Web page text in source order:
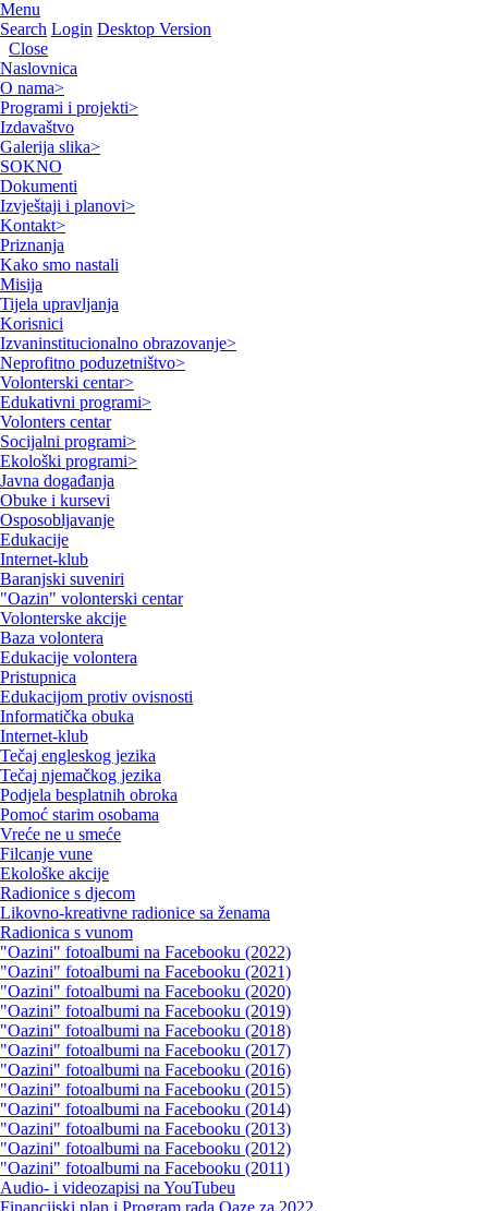
Menu
Search Login Desktop Version
Close
Naslovnica
O nama>
Programi i projekti>
Izdavaštvo
Galerija slika>
SOKNO
Dokumenti
Izvještaji i planovi>
Kontakt>
Priznanja
Kako smo nastali
Misija
Tijela upravljanja
Korisnici
Izvaninstitucionalno obrazovanje>
Neprofitno poduzetništvo>
Volonterski centar>
Edukativni programi>
Volonters centar
Socijalni programi>
Ekološki programi>
Javna događanja
Obuke i kursevi
Osposobljavanje
Edukacije
Internet-klub
Baranjski suveniri
"Oazin" volonterski centar
Volonterske akcije
Baza volontera
Edukacije volontera
Pristupnica
Edukacijom protiv ovisnosti
Informatička obuka
Internet-klub
Tečaj engleskog jezika
Tečaj njemačkog jezika
Podjela besplatnih obroka
Pomoć starim osobama
Vreće ne u smeće
Filcanje vune
Ekološke akcije
Radionice s djecom
Likovno-kreativne radionice sa ženama
Radionica s vunom
"Oazini" fotoalbumi na Facebooku (2022)
"Oazini" fotoalbumi na Facebooku (2021)
"Oazini" fotoalbumi na Facebooku (2020)
"Oazini" fotoalbumi na Facebooku (2019)
"Oazini" fotoalbumi na Facebooku (2018)
"Oazini" fotoalbumi na Facebooku (2017)
"Oazini" fotoalbumi na Facebooku (2016)
"Oazini" fotoalbumi na Facebooku (2015)
"Oazini" fotoalbumi na Facebooku (2014)
"Oazini" fotoalbumi na Facebooku (2013)
"Oazini" fotoalbumi na Facebooku (2012)
"Oazini" fotoalbumi na Facebooku (2011)
Audio- i videozapisi na YouTubeu
Financijski plan i Program rada Oaze za 2022.